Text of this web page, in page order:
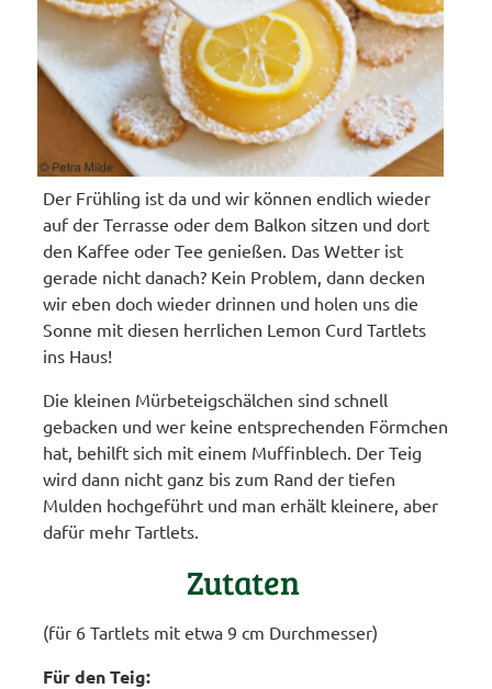
Der Frühling ist da und wir können endlich wieder
auf der Terrasse oder dem Balkon sitzen und dort
den Kaffee oder Tee genießen. Das Wetter ist
gerade nicht danach? Kein Problem, dann decken
wir eben doch wieder drinnen und holen uns die
Sonne mit diesen herrlichen Lemon Curd Tartlets
ins Haus!
Die kleinen Mürbeteigschälchen sind schnell
gebacken und wer keine entsprechenden Förmchen
hat, behilft sich mit einem Muffinblech. Der Teig
wird dann nicht ganz bis zum Rand der tiefen
Mulden hochgeführt und man erhält kleinere, aber
dafür mehr Tartlets.
Zutaten
(für 6 Tartlets mit etwa 9 cm Durchmesser)
Für den Teig: